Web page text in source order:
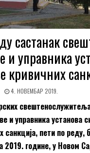
састанак
и управника
кривичних
4. НОВЕМБАР 2019.
и управника установа
санкција, пети по реду,
2019. године, у Новом